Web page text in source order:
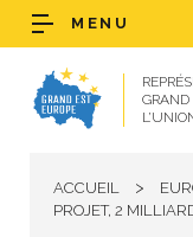
GRAND
MENU
ACCUEIL >
PROJET, 2